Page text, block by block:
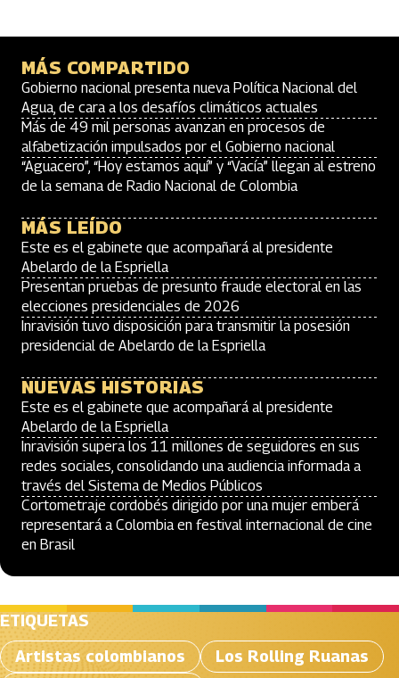
MÁS COMPARTIDO
Gobierno nacional presenta nueva Política Nacional del
Agua, de cara a los desafíos climáticos actuales
Más de 49 mil personas avanzan en procesos de
alfabetización impulsados por el Gobierno nacional
“Aguacero”, “Hoy estamos aquí” y “Vacía” llegan al estreno
de la semana de Radio Nacional de Colombia
MÁS LEÍDO
Este es el gabinete que acompañará al presidente
Abelardo de la Espriella
Presentan pruebas de presunto fraude electoral en las
elecciones presidenciales de 2026
Inravisión tuvo disposición para transmitir la posesión
presidencial de Abelardo de la Espriella
NUEVAS HISTORIAS
Este es el gabinete que acompañará al presidente
Abelardo de la Espriella
Inravisión supera los 11 millones de seguidores en sus
redes sociales, consolidando una audiencia informada a
través del Sistema de Medios Públicos
Cortometraje cordobés dirigido por una mujer emberá
representará a Colombia en festival internacional de cine
en Brasil
ETIQUETAS
Artistas colombianos
Los Rolling Ruanas